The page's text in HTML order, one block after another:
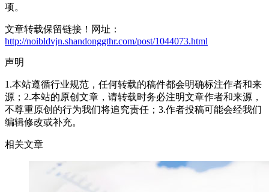
项。
文章转载保留链接！网址：
http://noibldvjn.shandonggthr.com/post/1044073.html
声明
1.本站遵循行业规范，任何转载的稿件都会明确标注作者和来
源；2.本站的原创文章，请转载时务必注明文章作者和来源，
不尊重原创的行为我们将追究责任；3.作者投稿可能会经我们
编辑修改或补充。
相关文章